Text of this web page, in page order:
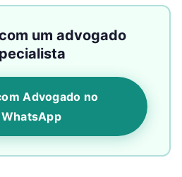
um advogado
Advogado no
WhatsApp